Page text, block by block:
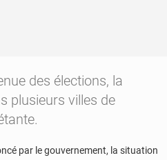
des élections, la
plusieurs villes de
par le gouvernement, la situation